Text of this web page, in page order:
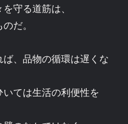
守る道筋は、
だ。
、品物の循環は遅くな
ては生活の利便性を